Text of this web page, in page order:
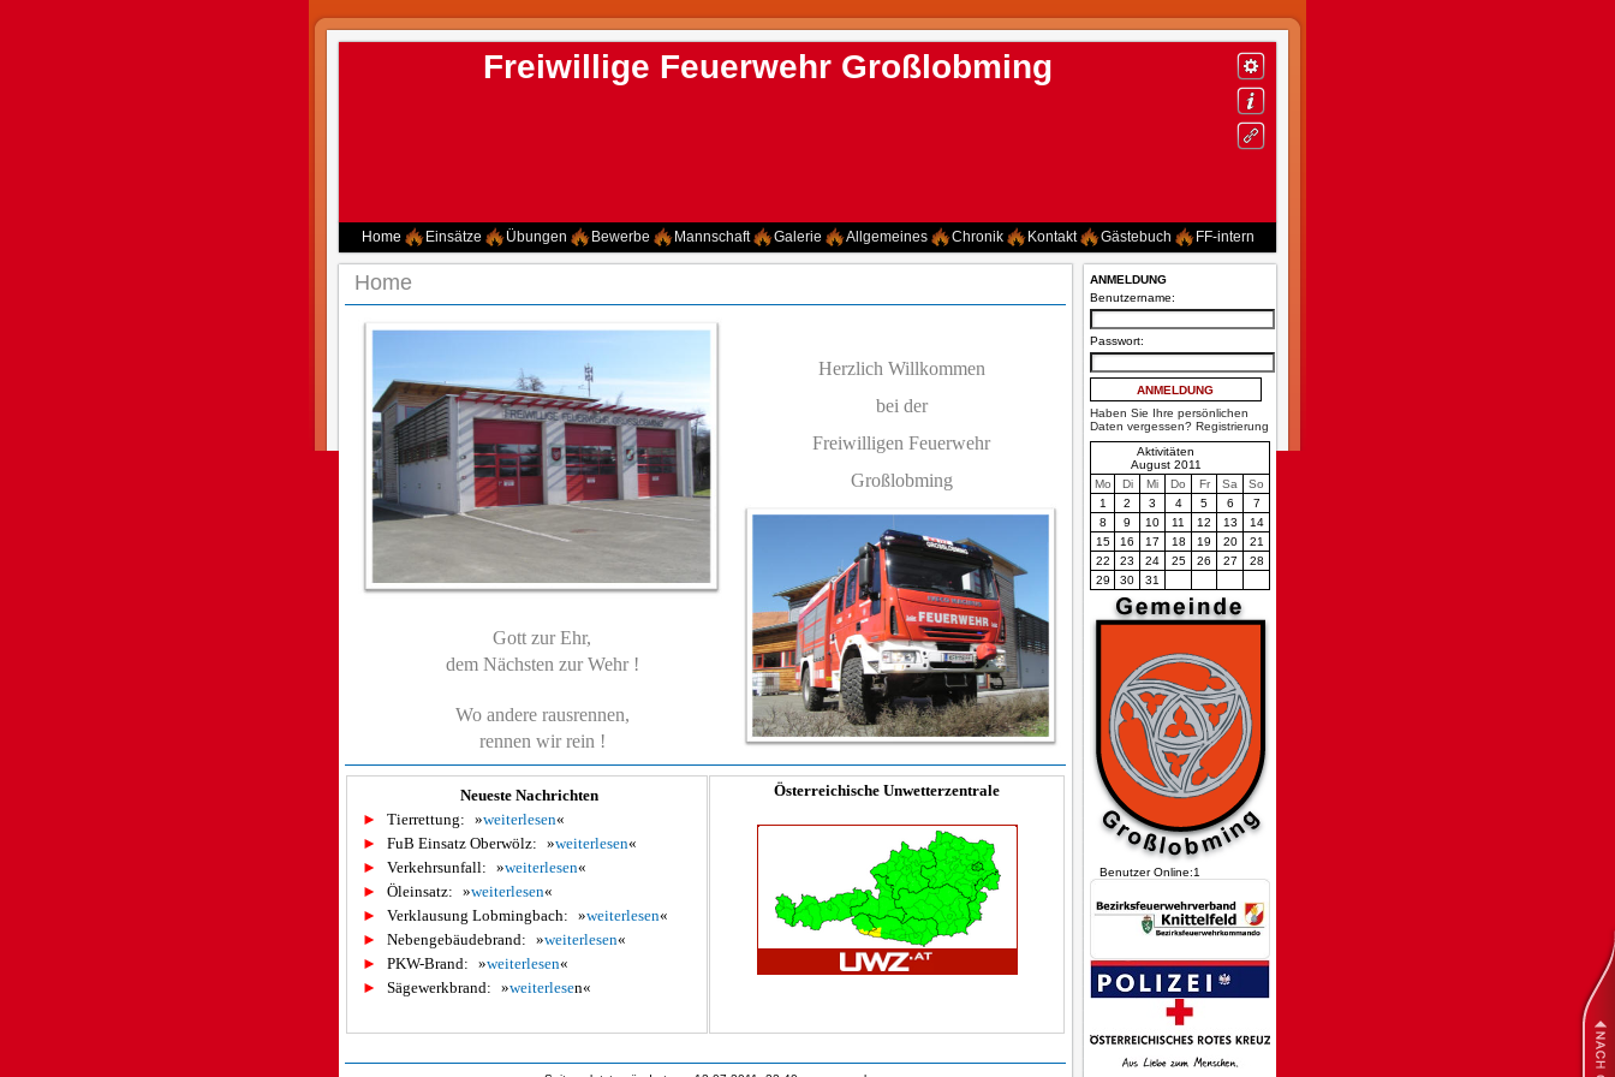
Freiwillige Feuerwehr Großlobming
Home Einsätze Übungen Bewerbe Mannschaft Galerie Allgemeines Chronik Kontakt Gästebuch FF-intern
Home
Herzlich Willkommen
bei der
Freiwilligen Feuerwehr
Großlobming
Gott zur Ehr,
dem Nächsten zur Wehr !
Wo andere rausrennen,
rennen wir rein !
Neueste Nachrichten
►
Tierrettung: »weiterlesen«
►
FuB Einsatz Oberwölz: »weiterlesen«
►
Verkehrsunfall: »weiterlesen«
►
Öleinsatz: »weiterlesen«
►
Verklausung Lobmingbach: »weiterlesen«
►
Nebengebäudebrand: »weiterlesen«
►
PKW-Brand: »weiterlesen«
►
Sägewerkbrand: »weiterlesen«
Österreichische Unwetterzentrale
ANMELDUNG
Benutzername:
Passwort:
Haben Sie Ihre persönlichen
Daten vergessen? Registrierung
Aktivitäten
August 2011
Mo
Di Mi Do Fr Sa
So
1
2 3 4 5 6
7
8
9 10 11 12 13
14
15
16 17 18 19 20
21
22
23 24 25 26 27
28
29
30 31
Benutzer Online:1